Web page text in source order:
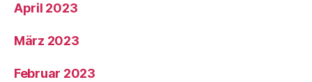
April 2023
März 2023
Februar 2023